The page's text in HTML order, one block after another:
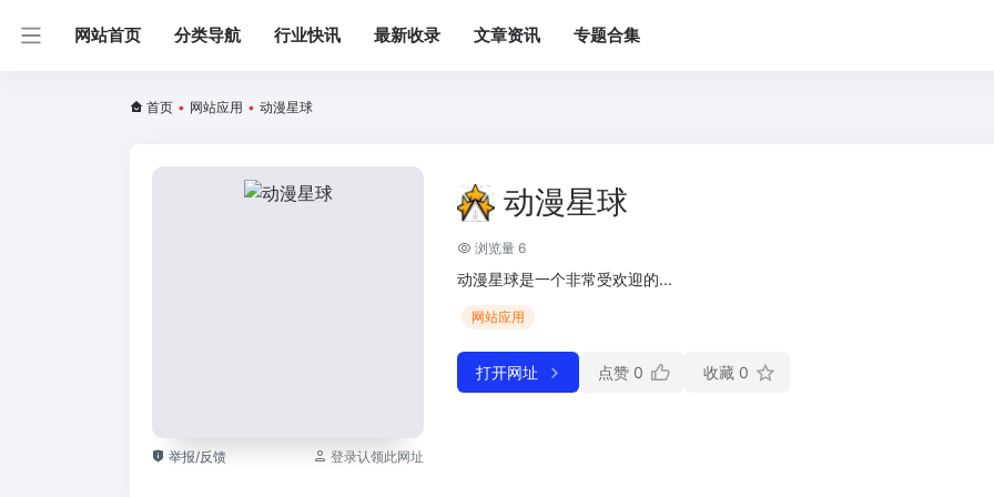
网站首页 分类导航 行业快讯 最新收录 文章资讯 专题合集
首页 • 网站应用 • 动漫星球
举报/反馈 登录认领此网址
动漫星球
浏览量 6
动漫星球是一个非常受欢迎的...
网站应用
打开网址 点赞 0 收藏 0